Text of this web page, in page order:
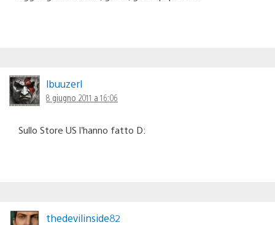
lbuuzerl
8 giugno 2011 a 16:06
Sullo Store US l’hanno fatto D:
thedevilinside82